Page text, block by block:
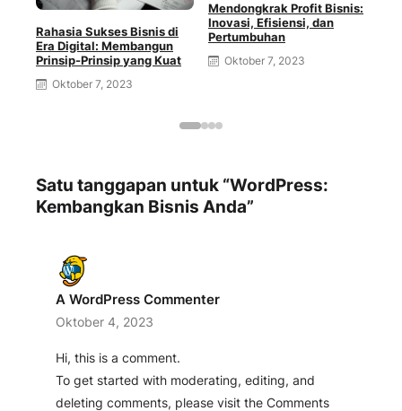
Rahasia Sukses Bisnis di
Era Digital: Membangun
Prinsip-Prinsip yang Kuat
Oktober 7, 2023
Mendongkrak Profit Bisnis:
Inovasi, Efisiensi, dan
Pertumbuhan
Oktober 7, 2023
Satu tanggapan untuk “WordPress:
Kembangkan Bisnis Anda”
A WordPress Commenter
Oktober 4, 2023
Hi, this is a comment.
To get started with moderating, editing, and
deleting comments, please visit the Comments